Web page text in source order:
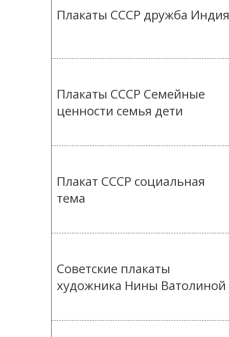
Плакаты СССР дружба Индия
Плакаты СССР Семейные
ценности семья дети
Плакат СССР социальная
тема
Советские плакаты
художника Нины Ватолиной